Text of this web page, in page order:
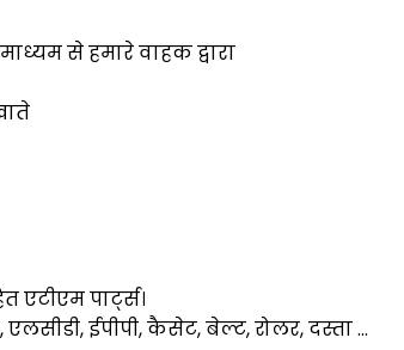
से हमारे वाहक द्वारा
एटीएम पार्ट्स।
एलसीडी, ईपीपी, कैसेट, बेल्ट, रोलर, दस्ता ...